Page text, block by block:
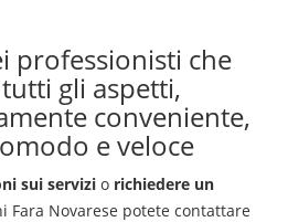
professionisti che
gli aspetti,
conveniente,
e veloce
sui servizi o richiedere un
Fara Novarese potete contattare